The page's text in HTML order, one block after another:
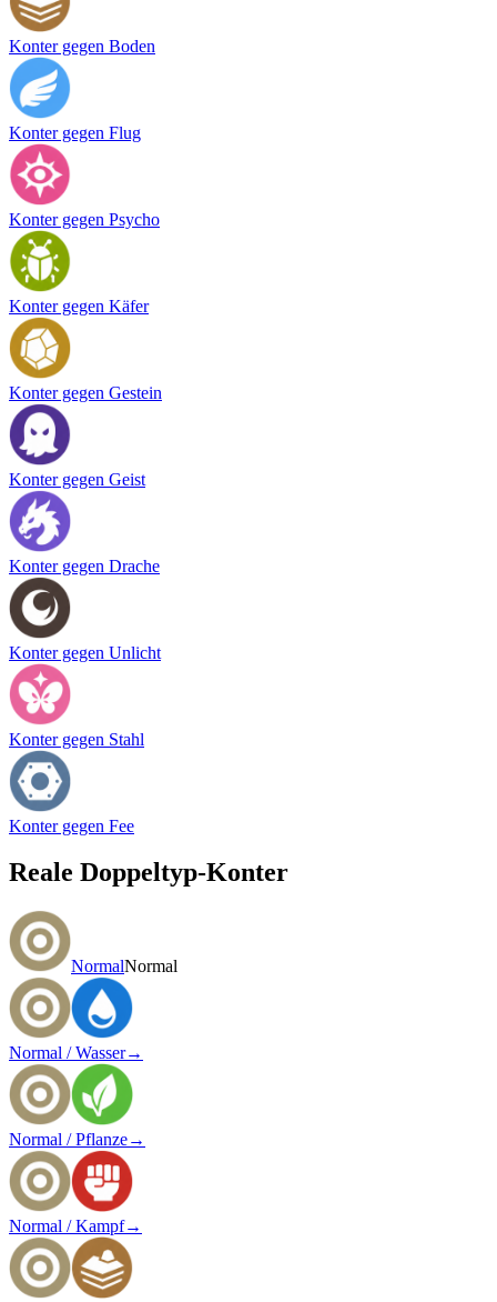
Konter gegen Boden
Konter gegen Flug
Konter gegen Psycho
Konter gegen Käfer
Konter gegen Gestein
Konter gegen Geist
Konter gegen Drache
Konter gegen Unlicht
Konter gegen Stahl
Konter gegen Fee
Reale Doppeltyp-Konter
NormalNormal
Normal / Wasser→
Normal / Pflanze→
Normal / Kampf→